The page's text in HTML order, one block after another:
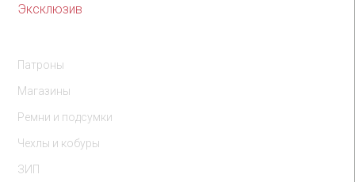
Эксклюзив
Патроны
Магазины
Ремни и подсумки
Чехлы и кобуры
ЗИП